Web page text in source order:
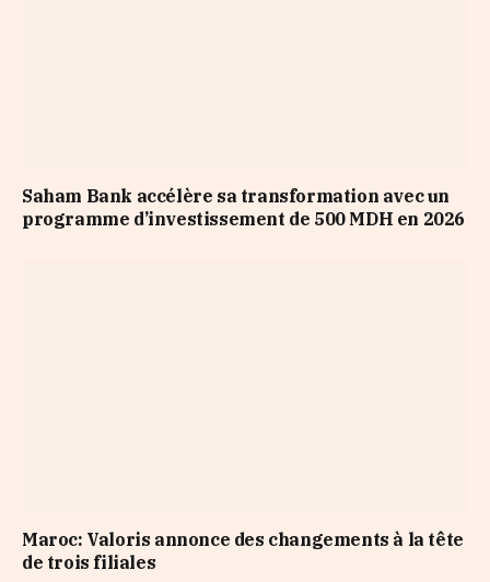
Saham Bank accélère sa transformation avec un
programme d’investissement de 500 MDH en 2026
Maroc: Valoris annonce des changements à la tête
de trois filiales